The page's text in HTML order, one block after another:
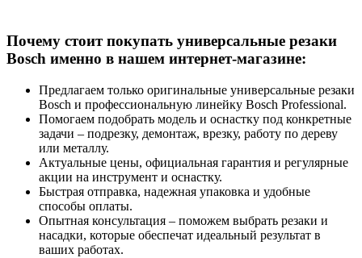
Почему стоит покупать универсальные резаки
Bosch именно в нашем интернет-магазине:
Предлагаем только оригинальные универсальные резаки
Bosch и профессиональную линейку Bosch Professional.
Помогаем подобрать модель и оснастку под конкретные
задачи – подрезку, демонтаж, врезку, работу по дереву
или металлу.
Актуальные цены, официальная гарантия и регулярные
акции на инструмент и оснастку.
Быстрая отправка, надежная упаковка и удобные
способы оплаты.
Опытная консультация – поможем выбрать резаки и
насадки, которые обеспечат идеальный результат в
ваших работах.